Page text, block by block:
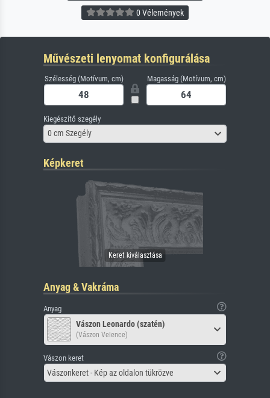
0 Vélemények
Művészeti lenyomat konfigurálása
Szélesség (Motívum, cm) Magasság (Motívum, cm)
Kiegészítő szegély
0 cm Szegély
Képkeret
Anyag & Vakráma
Anyag
Vászon Leonardo (szatén)
(Vászon Velence)
Vászon keret
Vászonkeret - Kép az oldalon tükrözve